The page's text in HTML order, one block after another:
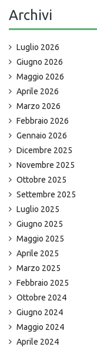
Archivi
Luglio 2026
Giugno 2026
Maggio 2026
Aprile 2026
Marzo 2026
Febbraio 2026
Gennaio 2026
Dicembre 2025
Novembre 2025
Ottobre 2025
Settembre 2025
Luglio 2025
Giugno 2025
Maggio 2025
Aprile 2025
Marzo 2025
Febbraio 2025
Ottobre 2024
Giugno 2024
Maggio 2024
Aprile 2024